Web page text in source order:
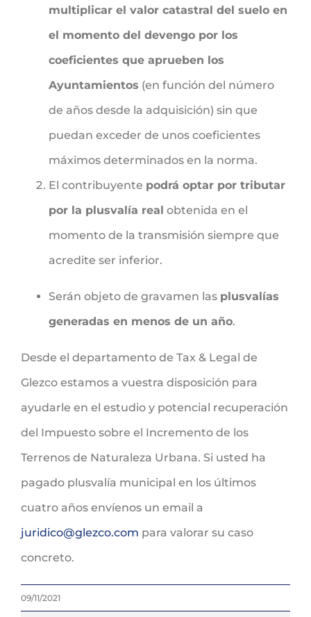
multiplicar el valor catastral del suelo en
el momento del devengo por los
coeficientes que aprueben los
Ayuntamientos (en función del número
de años desde la adquisición) sin que
puedan exceder de unos coeficientes
máximos determinados en la norma.
El contribuyente podrá optar por tributar
por la plusvalía real obtenida en el
momento de la transmisión siempre que
acredite ser inferior.
Serán objeto de gravamen las plusvalías
generadas en menos de un año.
Desde el departamento de Tax & Legal de
Glezco estamos a vuestra disposición para
ayudarle en el estudio y potencial recuperación
del Impuesto sobre el Incremento de los
Terrenos de Naturaleza Urbana. Si usted ha
pagado plusvalía municipal en los últimos
cuatro años envíenos un email a
juridico@glezco.com para valorar su caso
concreto.
09/11/2021